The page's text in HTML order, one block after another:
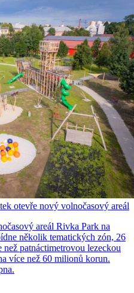
otevře nový volnočasový areál
areál Rivka Park na
několik tematických zón, 26
patnáctimetrovou lezeckou
více než 60 milionů korun.